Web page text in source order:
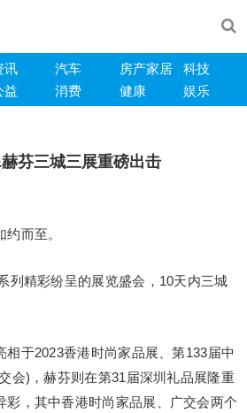
讯 汽车 房产家居
科技
益 消费 健康 娱乐
芬三城三展重磅出击
而至。
列精彩纷呈的展览盛会，10天内三城
相于2023香港时尚家品展、第133届中
会)，赫芬则在第31届深圳礼品展隆重
彩，其中香港时尚家品展、广交会两个